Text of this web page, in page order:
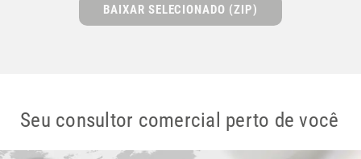
BAIXAR SELECIONADO (ZIP)
Seu consultor comercial perto de você